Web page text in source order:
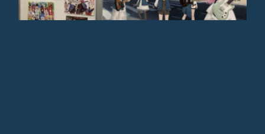
フォロー